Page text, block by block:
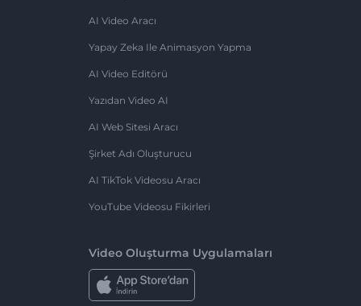
AI Video Aracı
Yapay Zeka Ile Animasyon Yapma
AI Video Editörü
Yazıdan Video AI
AI Web Sitesi Aracı
Şirket Adı Oluşturucu
AI TikTok Videosu Aracı
YouTube Videosu Fikirleri
Video Oluşturma Uygulamaları